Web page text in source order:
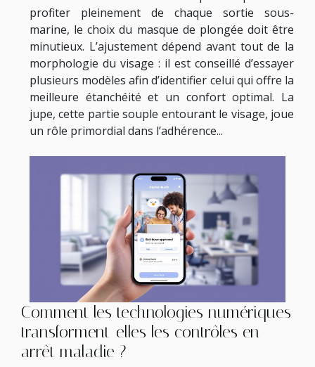
profiter pleinement de chaque sortie sous-
marine, le choix du masque de plongée doit être
minutieux. L’ajustement dépend avant tout de la
morphologie du visage : il est conseillé d’essayer
plusieurs modèles afin d’identifier celui qui offre la
meilleure étanchéité et un confort optimal. La
jupe, cette partie souple entourant le visage, joue
un rôle primordial dans l’adhérence...
Comment les technologies numériques
transforment-elles les contrôles en
arrêt maladie ?